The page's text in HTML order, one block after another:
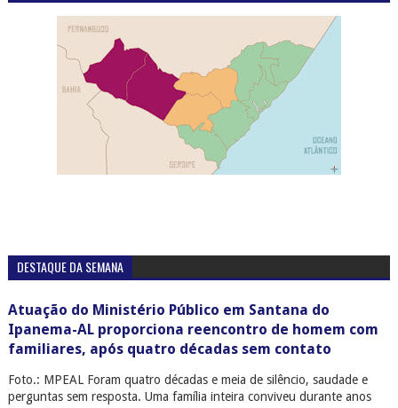
DESTAQUE DA SEMANA
Atuação do Ministério Público em Santana do
Ipanema-AL proporciona reencontro de homem com
familiares, após quatro décadas sem contato
Foto.: MPEAL Foram quatro décadas e meia de silêncio, saudade e
perguntas sem resposta. Uma família inteira conviveu durante anos